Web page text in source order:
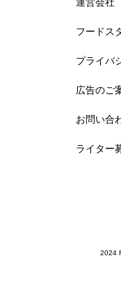
運営会社
フードス
プライバ
広告のご
お問い合
ライター
2024